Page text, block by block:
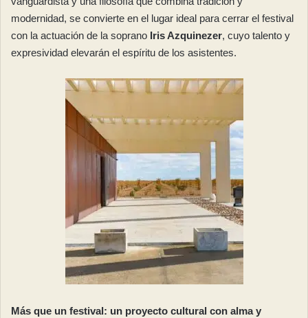
modernidad, se convierte en el lugar ideal para cerrar el festival
con la actuación de la soprano Iris Azquinezer, cuyo talento y
expresividad elevarán el espíritu de los asistentes.
Más que un festival: un proyecto cultural con alma y